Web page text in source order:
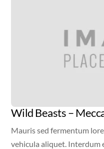
Wild Beasts –
Mauris sed fermentum
vehicula aliquet. Interdum